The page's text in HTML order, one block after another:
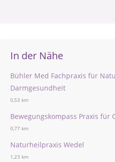
In der Nähe
Bühler Med Fachpraxis für
Darmgesundheit
0,53 km
Bewegungskompass Praxis für
0,77 km
Naturheilpraxis Wedel
1,23 km